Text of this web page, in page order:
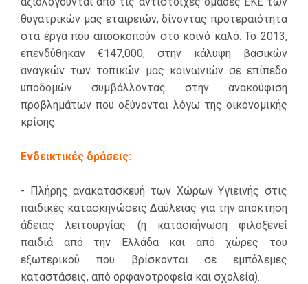
θυγατρικών μας εταιρειών, δίνοντας προτεραιότητα
στα έργα που αποσκοπούν στο κοινό καλό. Το 2013,
επενδύθηκαν €147,000, στην κάλυψη βασικών
αναγκών των τοπικών μας κοινωνιών σε επίπεδο
υποδομών συμβάλλοντας στην ανακούφιση
προβλημάτων που οξύνονται λόγω της οικονομικής
κρίσης.
Ενδεικτικές δράσεις:
- Πλήρης ανακατασκευή των Χώρων Υγιεινής στις
παιδικές κατασκηνώσεις Δαύλειας για την απόκτηση
άδειας λειτουργίας (η κατασκήνωση φιλοξενεί
παιδιά από την Ελλάδα και από χώρες του
εξωτερικού που βρίσκονται σε εμπόλεμες
καταστάσεις, από ορφανοτροφεία και σχολεία).